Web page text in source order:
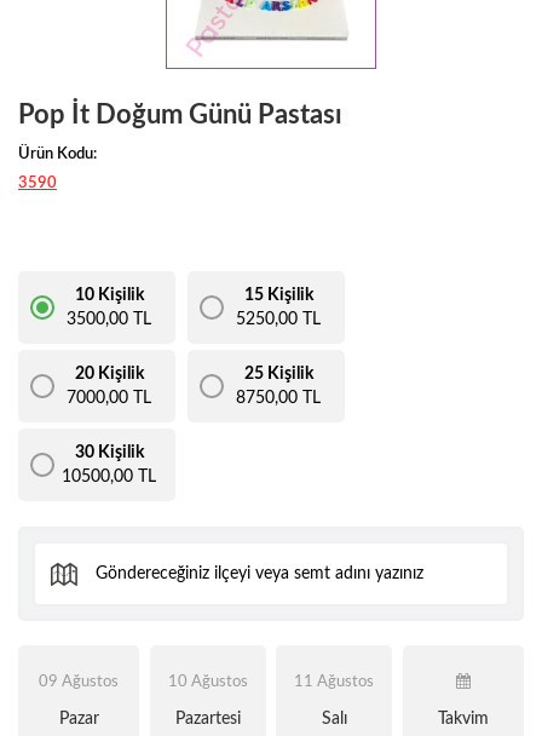
Pop İt Doğum Günü Pastası
Ürün Kodu:
3590
10 Kişilik
3500,00 TL
15 Kişilik
5250,00 TL
20 Kişilik
7000,00 TL
25 Kişilik
8750,00 TL
30 Kişilik
10500,00 TL
09 Ağustos
Pazar
10 Ağustos
Pazartesi
11 Ağustos
Salı Takvim